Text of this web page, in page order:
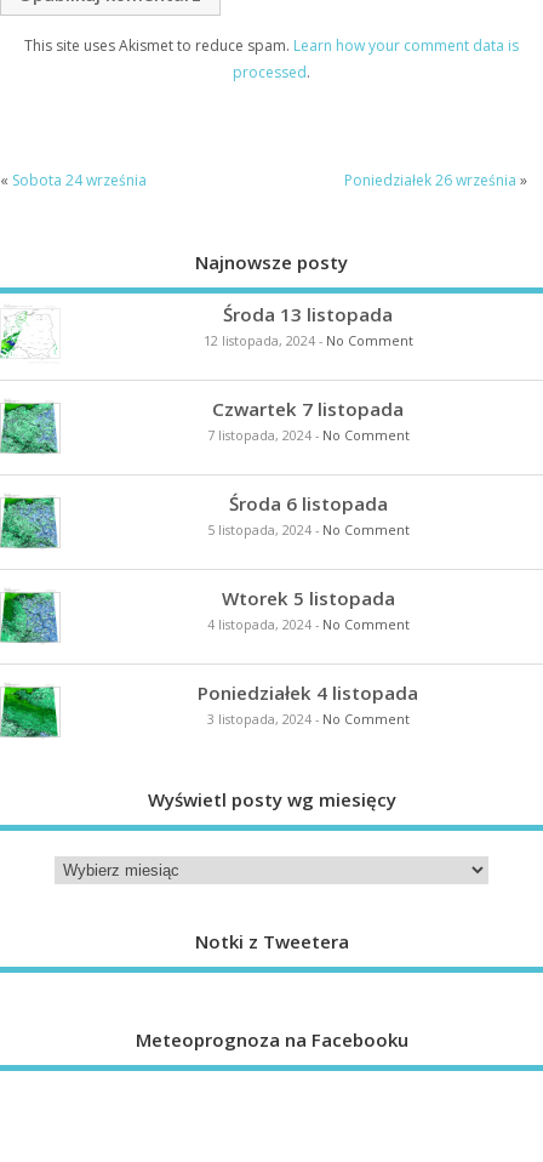
This site uses Akismet to reduce spam. Learn how your comment data is
processed.
« Sobota 24 września Poniedziałek 26 września »
Najnowsze posty
Środa 13 listopada
12 listopada, 2024- No Comment
Czwartek 7 listopada
7 listopada, 2024- No Comment
Środa 6 listopada
5 listopada, 2024- No Comment
Wtorek 5 listopada
4 listopada, 2024- No Comment
Poniedziałek 4 listopada
3 listopada, 2024- No Comment
Wyświetl posty wg miesięcy
Notki z Tweetera
Meteoprognoza na Facebooku